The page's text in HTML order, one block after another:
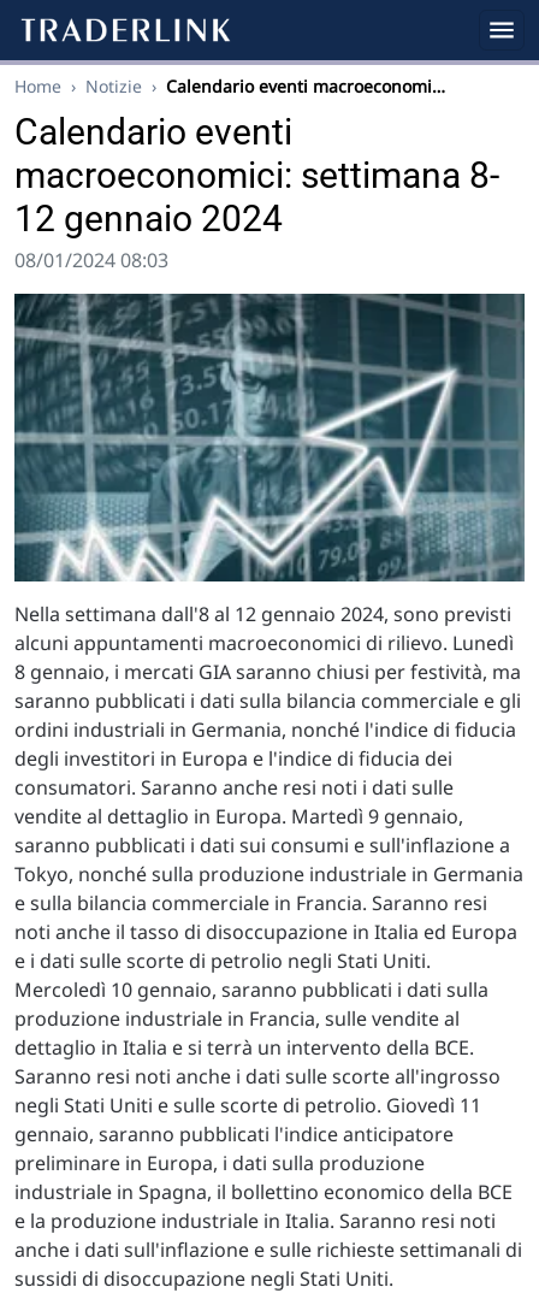
Home › Notizie › Calendario eventi macroeconomi…
Calendario eventi
macroeconomici: settimana 8-
12 gennaio 2024
08/01/2024 08:03
Nella settimana dall'8 al 12 gennaio 2024, sono previsti
alcuni appuntamenti macroeconomici di rilievo. Lunedì
8 gennaio, i mercati GIA saranno chiusi per festività, ma
saranno pubblicati i dati sulla bilancia commerciale e gli
ordini industriali in Germania, nonché l'indice di fiducia
degli investitori in Europa e l'indice di fiducia dei
consumatori. Saranno anche resi noti i dati sulle
vendite al dettaglio in Europa. Martedì 9 gennaio,
saranno pubblicati i dati sui consumi e sull'inflazione a
Tokyo, nonché sulla produzione industriale in Germania
e sulla bilancia commerciale in Francia. Saranno resi
noti anche il tasso di disoccupazione in Italia ed Europa
e i dati sulle scorte di petrolio negli Stati Uniti.
Mercoledì 10 gennaio, saranno pubblicati i dati sulla
produzione industriale in Francia, sulle vendite al
dettaglio in Italia e si terrà un intervento della BCE.
Saranno resi noti anche i dati sulle scorte all'ingrosso
negli Stati Uniti e sulle scorte di petrolio. Giovedì 11
gennaio, saranno pubblicati l'indice anticipatore
preliminare in Europa, i dati sulla produzione
industriale in Spagna, il bollettino economico della BCE
e la produzione industriale in Italia. Saranno resi noti
anche i dati sull'inflazione e sulle richieste settimanali di
sussidi di disoccupazione negli Stati Uniti.